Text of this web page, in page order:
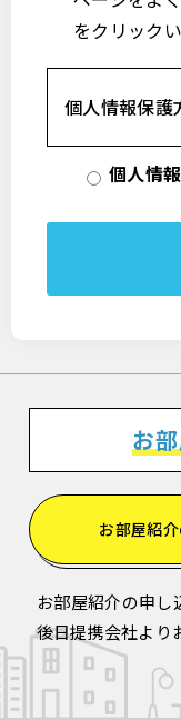
をクリック
個人情報保護
個人情
お
お部屋紹
お部屋紹介の申し
後日提携会社より